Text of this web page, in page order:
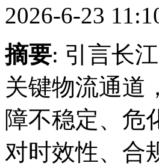
2026-6-23
摘要: 引言长
关键物流通道
障不稳定、危
对时效性、合